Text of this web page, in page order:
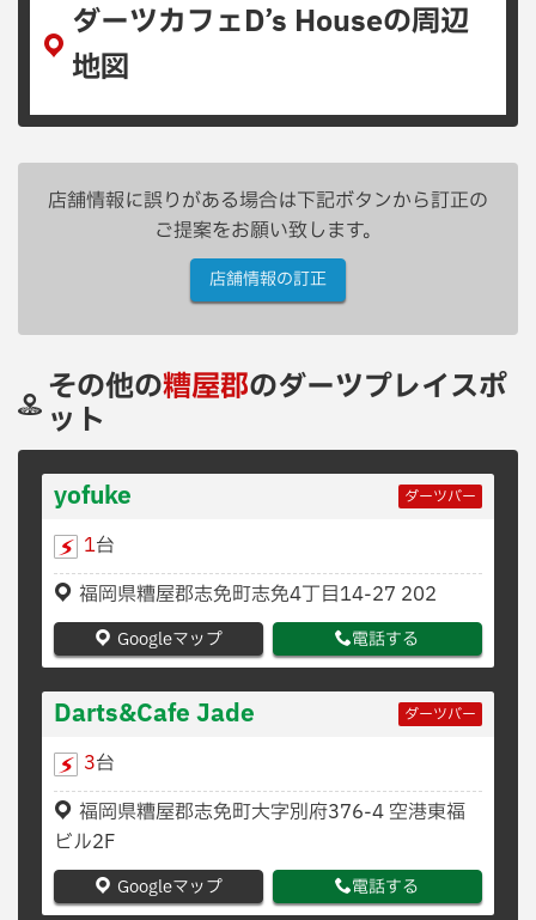
ダーツカフェD’s Houseの周辺
地図
店舗情報に誤りがある場合は下記ボタンから訂正の
ご提案をお願い致します。
店舗情報の訂正
その他の糟屋郡のダーツプレイスポ
ット
yofuke ダーツバー
1台
福岡県糟屋郡志免町志免4丁目14-27 202
Googleマップ 電話する
Darts&Cafe Jade ダーツバー
3台
福岡県糟屋郡志免町大字別府376-4 空港東福
ビル2F
Googleマップ 電話する